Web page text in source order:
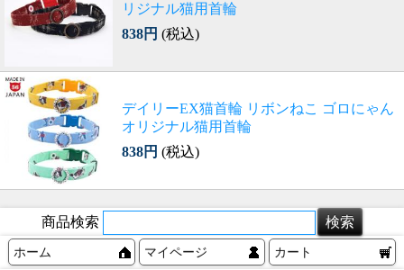
リジナル猫用首輪
838円 (税込)
デイリーEX猫首輪 リボンねこ ゴロにゃん
オリジナル猫用首輪
838円 (税込)
商品検索
ホーム マイページ カート